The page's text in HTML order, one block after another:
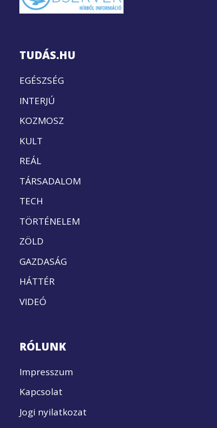
TUDÁS.HU
EGÉSZSÉG
INTERJÚ
KOZMOSZ
KULT
REÁL
TÁRSADALOM
TECH
TÖRTÉNELEM
ZÖLD
GAZDASÁG
HÁTTÉR
VIDEÓ
RÓLUNK
Impresszum
Kapcsolat
Jogi nyilatkozat